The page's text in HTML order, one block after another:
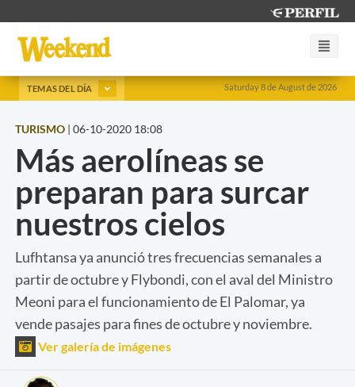
Saturday 8 de August de 2026
TEMAS DEL DÍA
TURISMO | 06-10-2020 18:08
Más aerolíneas se
preparan para surcar
nuestros cielos
Lufhtansa ya anunció tres frecuencias semanales a
partir de octubre y Flybondi, con el aval del Ministro
Meoni para el funcionamiento de El Palomar, ya
vende pasajes para fines de octubre y noviembre.
Ver galería de imágenes